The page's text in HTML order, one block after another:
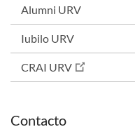
Alumni URV
Iubilo URV
CRAI URV
Contacto